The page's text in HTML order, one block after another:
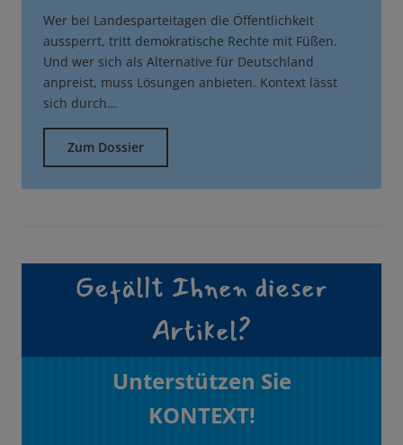
Wer bei Landesparteitagen die Öffentlichkeit
aussperrt, tritt demokratische Rechte mit Füßen.
Und wer sich als Alternative für Deutschland
anpreist, muss Lösungen anbieten. Kontext lässt
sich durch…
Zum Dossier
Gefällt Ihnen dieser
Artikel?
Unterstützen Sie
KONTEXT!